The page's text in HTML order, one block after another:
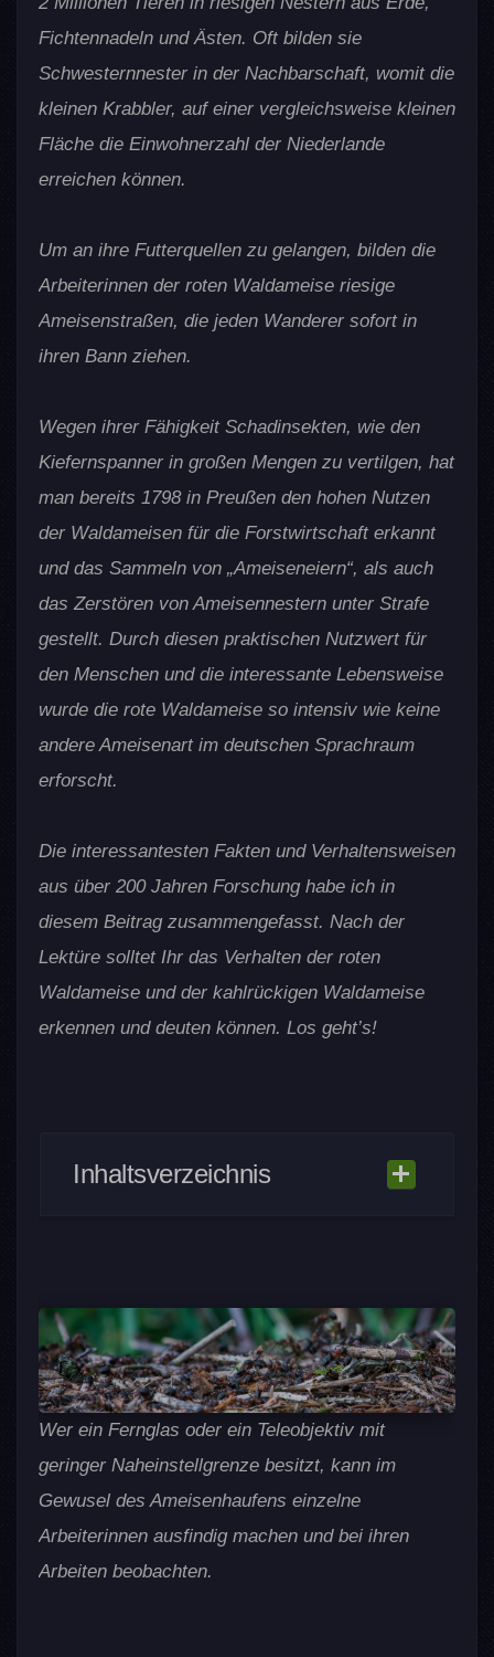
Fichtennadeln und Ästen. Oft bilden sie
Schwesternnester in der Nachbarschaft, womit die
kleinen Krabbler, auf einer vergleichsweise kleinen
Fläche die Einwohnerzahl der Niederlande
erreichen können.
Um an ihre Futterquellen zu gelangen, bilden die
Arbeiterinnen der roten Waldameise riesige
Ameisenstraßen, die jeden Wanderer sofort in
ihren Bann ziehen.
Wegen ihrer Fähigkeit Schadinsekten, wie den
Kiefernspanner in großen Mengen zu vertilgen, hat
man bereits 1798 in Preußen den hohen Nutzen
der Waldameisen für die Forstwirtschaft erkannt
und das Sammeln von „Ameiseneiern“, als auch
das Zerstören von Ameisennestern unter Strafe
gestellt. Durch diesen praktischen Nutzwert für
den Menschen und die interessante Lebensweise
wurde die rote Waldameise so intensiv wie keine
andere Ameisenart im deutschen Sprachraum
erforscht.
Die interessantesten Fakten und Verhaltensweisen
aus über 200 Jahren Forschung habe ich in
diesem Beitrag zusammengefasst. Nach der
Lektüre solltet Ihr das Verhalten der roten
Waldameise und der kahlrückigen Waldameise
erkennen und deuten können. Los geht’s!
Inhaltsverzeichnis
Lebensraum
Vorkommen und Verbreitung
Aussehen und Körperbau
Unterschiede zwischen Formica
rufa und -polyctena
Unterschiede im Verhalten
Bestimmung und
Unterschiede im Aussehen
Verwandte Arten
(Verwechslungsgefahr)
Wer ein Fernglas oder ein Teleobjektiv mit
geringer Naheinstellgrenze besitzt, kann im
Gewusel des Ameisenhaufens einzelne
Arbeiterinnen ausfindig machen und bei ihren
Arbeiten beobachten.